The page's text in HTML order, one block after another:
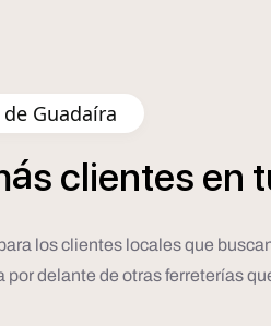
Guadaíra
ás clientes en
los clientes locales que
delante de otras ferreterías